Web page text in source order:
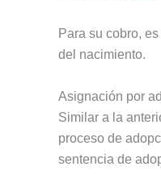
Para su cobro,
del nacimiento.
Asignación por
Similar a la
proceso de
sentencia de